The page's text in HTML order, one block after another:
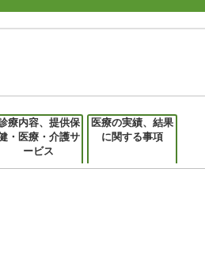
療内容、提供保
・医療・介護サ
ービス
医療の実績、結果
に関する事項